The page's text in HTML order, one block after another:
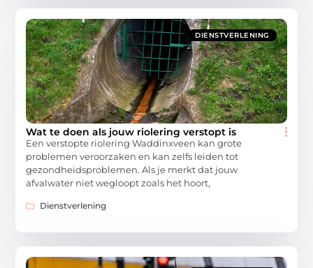
DIENSTVERLENING
Wat te doen als jouw riolering verstopt is
Een verstopte riolering Waddinxveen kan grote
problemen veroorzaken en kan zelfs leiden tot
gezondheidsproblemen. Als je merkt dat jouw
afvalwater niet wegloopt zoals het hoort,
Dienstverlening